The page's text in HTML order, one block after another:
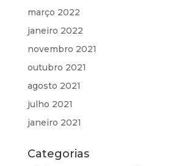
março 2022
janeiro 2022
novembro 2021
outubro 2021
agosto 2021
julho 2021
janeiro 2021
Categorias